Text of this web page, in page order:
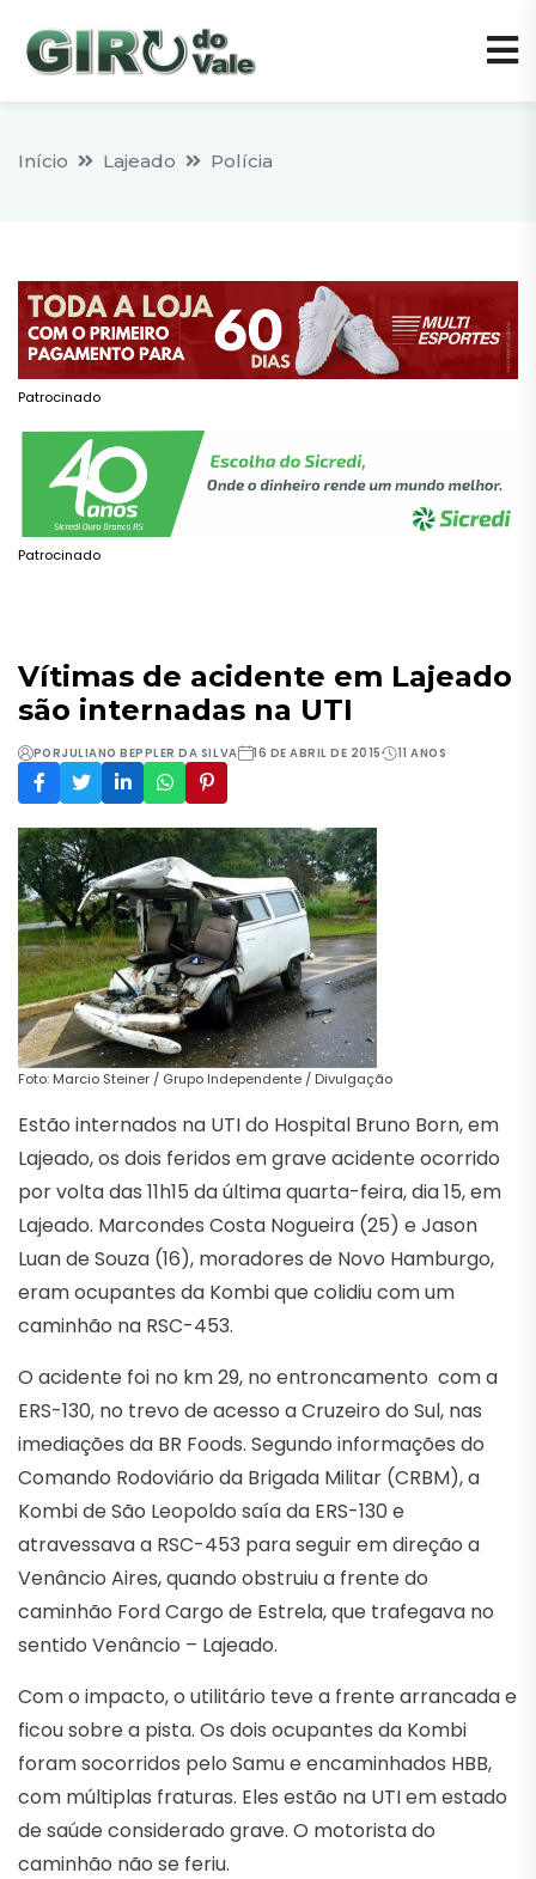
Início Lajeado Polícia
Patrocinado
Patrocinado
Vítimas de acidente em Lajeado
são internadas na UTI
PORJULIANO BEPPLER DA SILVA 16 DE ABRIL DE 2015 11 ANOS
Foto: Marcio Steiner / Grupo Independente / Divulgação
Estão internados na UTI do Hospital Bruno Born, em
Lajeado, os dois feridos em grave acidente ocorrido
por volta das 11h15 da última quarta-feira, dia 15, em
Lajeado. Marcondes Costa Nogueira (25) e Jason
Luan de Souza (16), moradores de Novo Hamburgo,
eram ocupantes da Kombi que colidiu com um
caminhão na RSC-453.
O acidente foi no km 29, no entroncamento com a
ERS-130, no trevo de acesso a Cruzeiro do Sul, nas
imediações da BR Foods. Segundo informações do
Comando Rodoviário da Brigada Militar (CRBM), a
Kombi de São Leopoldo saía da ERS-130 e
atravessava a RSC-453 para seguir em direção a
Venâncio Aires, quando obstruiu a frente do
caminhão Ford Cargo de Estrela, que trafegava no
sentido Venâncio – Lajeado.
Com o impacto, o utilitário teve a frente arrancada e
ficou sobre a pista. Os dois ocupantes da Kombi
foram socorridos pelo Samu e encaminhados HBB,
com múltiplas fraturas. Eles estão na UTI em estado
de saúde considerado grave. O motorista do
caminhão não se feriu.